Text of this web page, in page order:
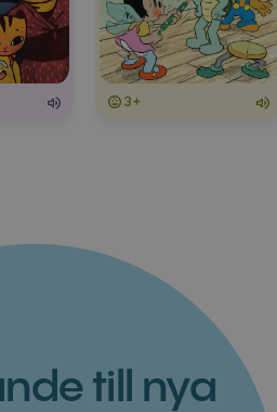
3+
till nya